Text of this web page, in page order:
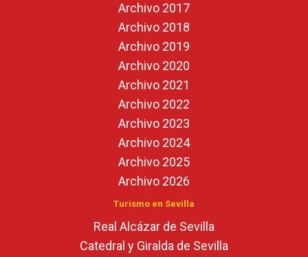
Archivo 2017
Archivo 2018
Archivo 2019
Archivo 2020
Archivo 2021
Archivo 2022
Archivo 2023
Archivo 2024
Archivo 2025
Archivo 2026
Turismo en Sevilla
Real Alcázar de Sevilla
Catedral y Giralda de Sevilla